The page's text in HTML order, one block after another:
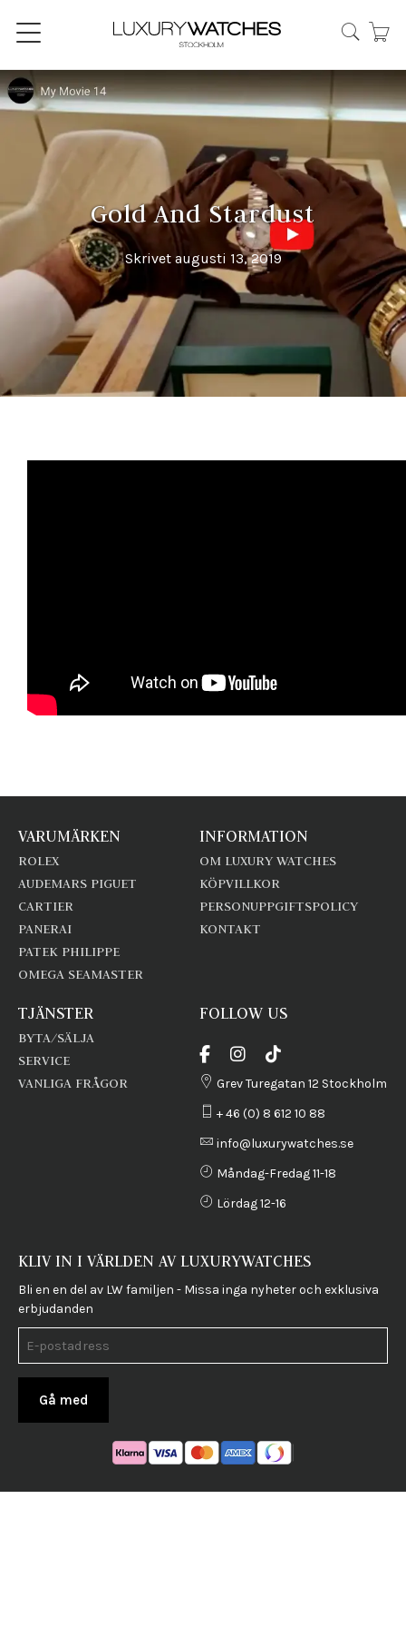
Gold And Stardust
Skrivet augusti 13, 2019
VARUMÄRKEN
ROLEX
AUDEMARS PIGUET
CARTIER
PANERAI
PATEK PHILIPPE
OMEGA SEAMASTER
INFORMATION
OM LUXURY WATCHES
KÖPVILLKOR
PERSONUPPGIFTSPOLICY
KONTAKT
TJÄNSTER
BYTA/SÄLJA
SERVICE
VANLIGA FRÅGOR
FOLLOW US
Grev Turegatan 12 Stockholm
+ 46 (0) 8 612 10 88
info@luxurywatches.se
Måndag-Fredag 11-18
Lördag 12-16
KLIV IN I VÄRLDEN AV LUXURYWATCHES
Bli en en del av LW familjen - Missa inga nyheter och exklusiva
erbjudanden
Gå med